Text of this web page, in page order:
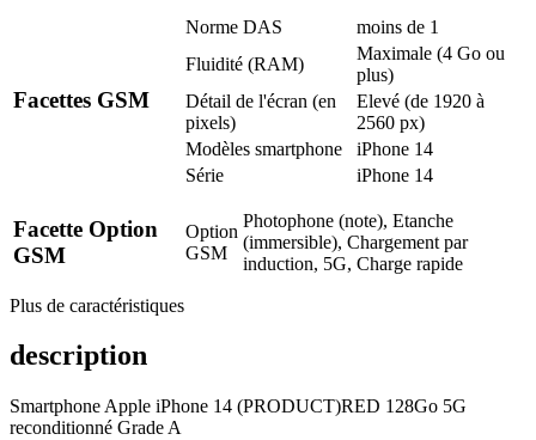
Facettes GSM
Norme DAS
moins de 1
Fluidité (RAM)
Maximale (4 Go ou
plus)
Détail de l'écran (en
pixels)
Elevé (de 1920 à
2560 px)
Modèles smartphone
iPhone 14
Série
iPhone 14
Facette Option
GSM
Option
GSM
Photophone (note), Etanche
(immersible), Chargement par
induction, 5G, Charge rapide
Plus de caractéristiques
description
Smartphone Apple iPhone 14 (PRODUCT)RED 128Go 5G
reconditionné Grade A